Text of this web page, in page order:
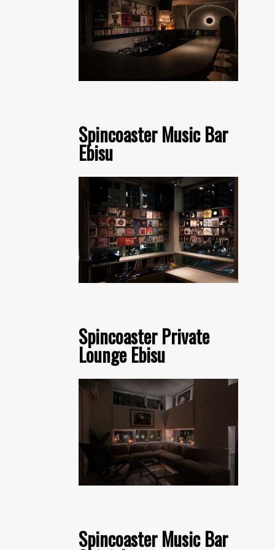
Spincoaster Music Bar
Ebisu
Spincoaster Private
Lounge Ebisu
Spincoaster Music Bar